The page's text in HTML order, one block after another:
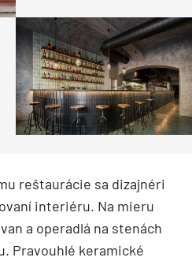
reštaurácie sa dizajnéri
interiéru. Na mieru
a operadlá na stenách
Pravouhlé keramické